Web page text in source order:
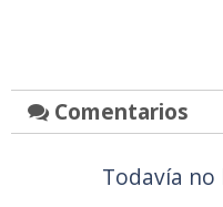
Comentarios
Todavía